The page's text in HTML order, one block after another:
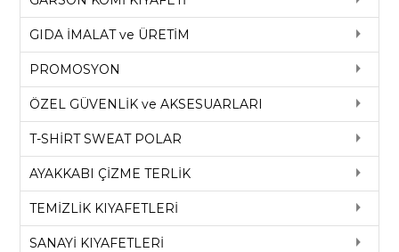
GIDA İMALAT ve ÜRETİM
PROMOSYON
ÖZEL GÜVENLİK ve AKSESUARLARI
T-SHİRT SWEAT POLAR
AYAKKABI ÇİZME TERLİK
TEMİZLİK KIYAFETLERİ
SANAYİ KIYAFETLERİ